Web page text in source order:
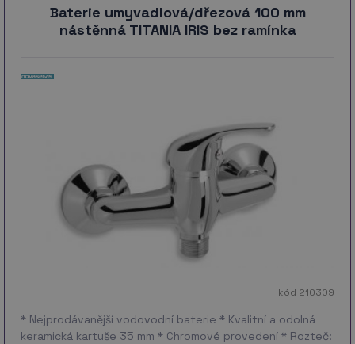
Baterie umyvadlová/dřezová 100 mm
nástěnná TITANIA IRIS bez ramínka
kód 210309
* Nejprodávanější vodovodní baterie * Kvalitní a odolná
keramická kartuše 35 mm * Chromové provedení * Rozteč: